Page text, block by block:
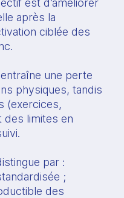
est d’améliorer
après la
ciblée des
une perte
physiques, tandis
(exercices,
des limites en
par :
;
des